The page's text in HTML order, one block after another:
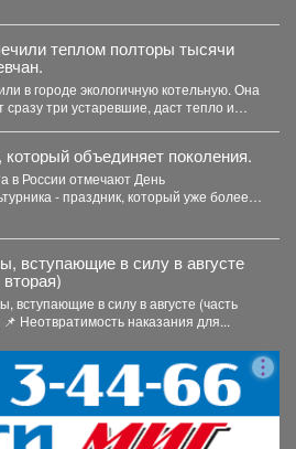
теплом полторы тысячи
в городе экологичную котельную. Она
сразу три устаревшие, даст тепло и
который объединяет поколения.
в России отмечают День
- праздник, который уже более
вступающие в силу в августе
вступающие в силу в августе (часть
вторая) 📌 Неотвратимость наказания для...